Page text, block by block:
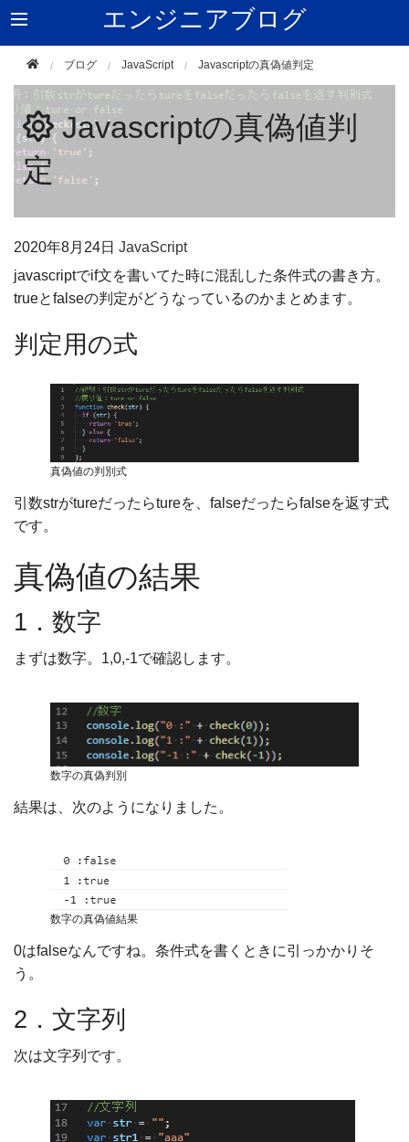
エンジニアブログ
ブログ JavaScript Javascriptの真偽値判定
Javascriptの真偽値判
定
2020年8月24日 JavaScript
javascriptでif文を書いてた時に混乱した条件式の書き方。
trueとfalseの判定がどうなっているのかまとめます。
判定用の式
真偽値の判別式
引数strがtureだったらtureを、falseだったらfalseを返す式
です。
真偽値の結果
1．数字
まずは数字。1,0,-1で確認します。
数字の真偽判別
結果は、次のようになりました。
数字の真偽値結果
0はfalseなんですね。条件式を書くときに引っかかりそ
う。
2．文字列
次は文字列です。